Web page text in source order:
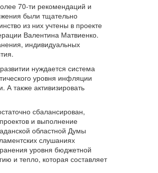
70-ти рекомендаций и
были тщательно
из них учтены в проекте
Валентина Матвиенко.
индивидуальных
нуждается система
уровня инфляции
также активизировать
сбалансирован,
и выполнение
областной Думы
слушаниях
уровня бюджетной
и тепло, которая составляет